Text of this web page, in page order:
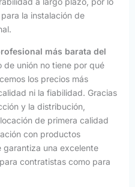
la instalación de
más barata del
de unión no tiene por qué
los precios más
ni la fiabilidad. Gracias
y la distribución,
de primera calidad
con productos
garantiza una excelente
contratistas como para